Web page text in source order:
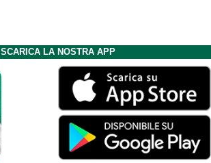
SCARICA LA NOSTRA APP